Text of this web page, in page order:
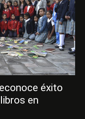
éxito
en